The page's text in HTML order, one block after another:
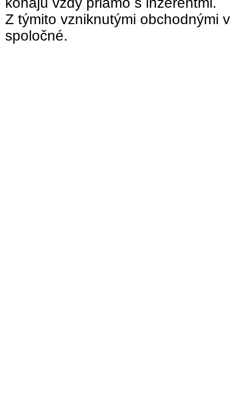
Z týmito vzniknutými obchodnými
spoločné.